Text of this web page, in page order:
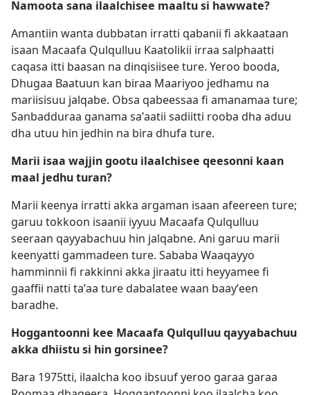
Namoota sana ilaalchisee maaltu si hawwate?
Amantiin wanta dubbatan irratti qabanii fi akkaataan
isaan Macaafa Qulqulluu Kaatolikii irraa salphaatti
caqasa itti baasan na dinqisiisee ture. Yeroo booda,
Dhugaa Baatuun kan biraa Maariyoo jedhamu na
mariisisuu jalqabe. Obsa qabeessaa fi amanamaa ture;
Sanbadduraa ganama saʼaatii sadiitti rooba dha aduu
dha utuu hin jedhin na bira dhufa ture.
Marii isaa wajjin gootu ilaalchisee qeesonni kaan
maal jedhu turan?
Marii keenya irratti akka argaman isaan afeereen ture;
garuu tokkoon isaanii iyyuu Macaafa Qulqulluu
seeraan qayyabachuu hin jalqabne. Ani garuu marii
keenyatti gammadeen ture. Sababa Waaqayyo
hamminnii fi rakkinni akka jiraatu itti heyyamee fi
gaaffii natti taʼaa ture dabalatee waan baayʼeen
baradhe.
Hoggantoonni kee Macaafa Qulqulluu qayyabachuu
akka dhiistu si hin gorsinee?
Bara 1975tti, ilaalcha koo ibsuuf yeroo garaa garaa